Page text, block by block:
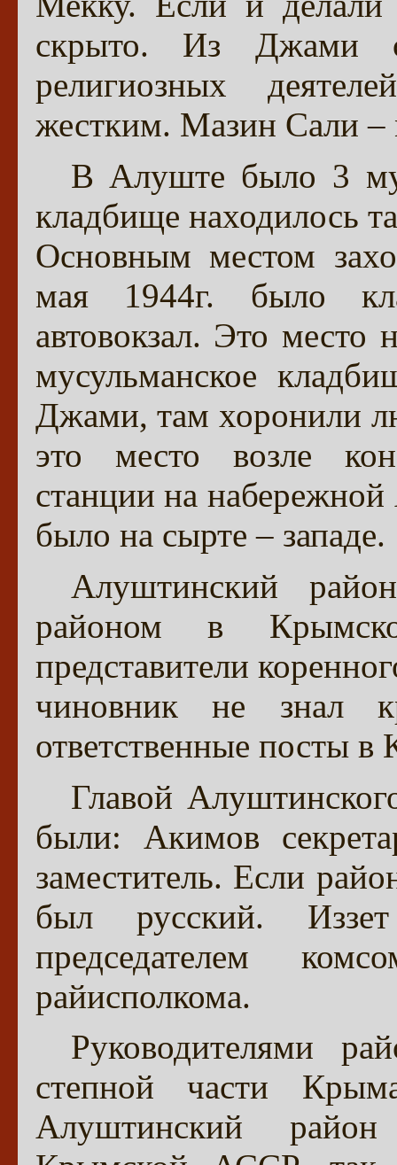
скрыто. Из Джами
религиозных
жестким. Мазин Сали –
В Алуште было 3
кладбище находилось
Основным местом
мая 1944г. было
автовокзал. Это место
мусульманское
Джами, там хоронили
это место возле
станции на
было на сырте – западе.
Алуштинский
районом в
представители
чиновник не знал
ответственные посты
Главой
были: Акимов
заместитель. Если
был русский.
председателем
райисполкома.
Руководителями
степной части
Алуштинский